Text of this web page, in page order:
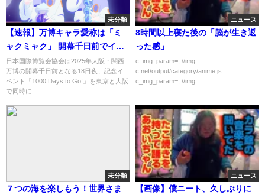
未分類
【速報】万博キャラ愛称は「ミ
ャクミャク」 開幕千日前でイベ
ント
日本国際博覧会協会は2025年大阪・関西
万博の開幕千日前となる18日夜、記念イ
ベント「1000 Days to Go!」を東京と大阪
で同時に...
ニュース
8時間以上寝た後の「脳が生き返
った感」
c_img_param=; //img-
c.net/output/category/anime.js
c_img_param=; //img...
未分類
７つの海を楽しもう！世界さま
ニュース
【画像】僕ニート、久しぶりに